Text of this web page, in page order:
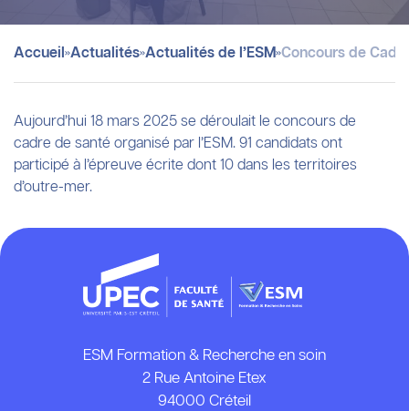
Accueil »Actualités»Actualités de l’ESM»Concours de
Aujourd’hui 18 mars 2025 se déroulait le concours de
cadre de santé organisé par l’ESM. 91 candidats ont
participé à l’épreuve écrite dont 10 dans les territoires
d’outre-mer.
ESM Formation & Recherche en soin
2 Rue Antoine Etex
94000 Créteil